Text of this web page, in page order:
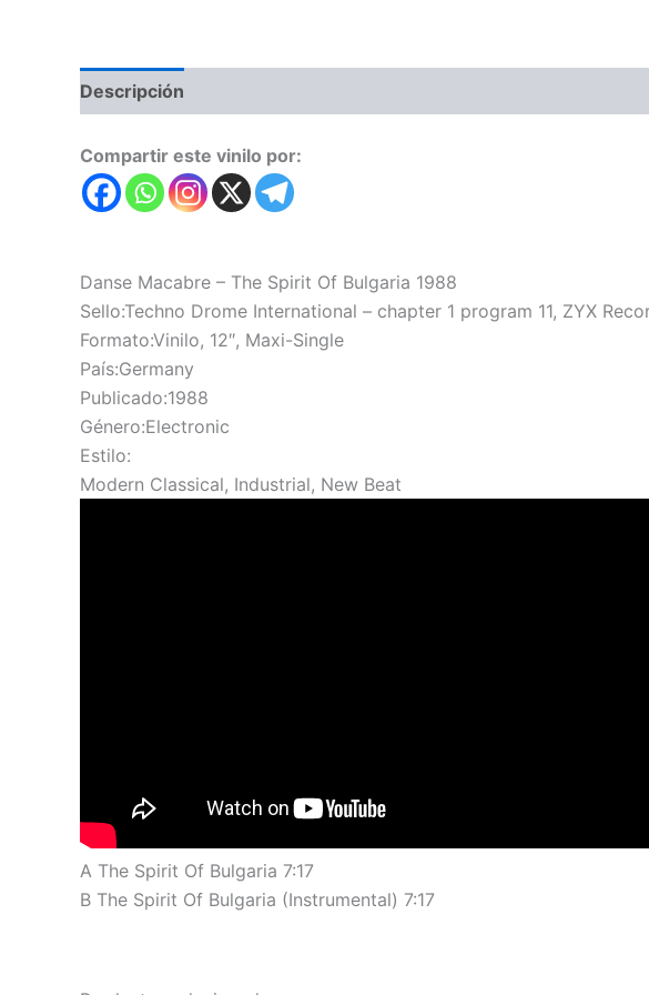
Descripción
Compartir este vinilo por:
Danse Macabre – The Spirit Of Bulgaria 1988
Sello:Techno Drome International – chapter 1 program 11, ZYX
Formato:Vinilo, 12″, Maxi-Single
País:Germany
Publicado:1988
Género:Electronic
Estilo:
Modern Classical, Industrial, New Beat
A The Spirit Of Bulgaria 7:17
B The Spirit Of Bulgaria (Instrumental) 7:17